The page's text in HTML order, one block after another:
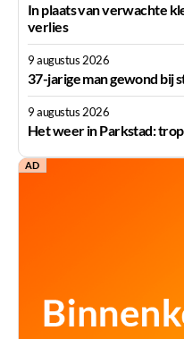
In plaats van verwachte
verlies
9 augustus 2026
37-jarige man gewond bij
9 augustus 2026
Het weer in Parkstad:
AD